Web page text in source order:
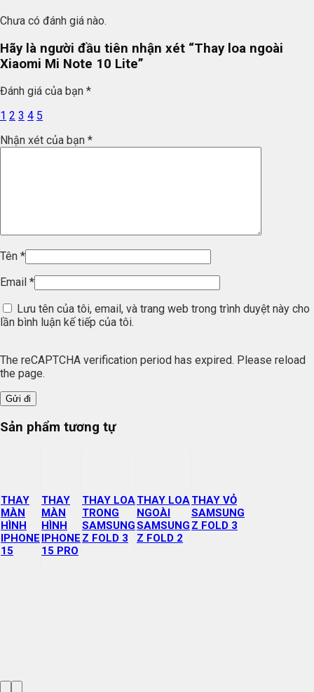
Chưa có đánh giá nào.
Hãy là người đầu tiên nhận xét “Thay loa ngoài
Xiaomi Mi Note 10 Lite”
Đánh giá của bạn *
1 2 3 4 5
Nhận xét của bạn *
Tên *
Email *
Lưu tên của tôi, email, và trang web trong trình duyệt này cho
lần bình luận kế tiếp của tôi.
The reCAPTCHA verification period has expired. Please reload
the page.
Sản phẩm tương tự
THAY
MÀN
HÌNH
IPHONE
15
THAY
MÀN
HÌNH
IPHONE
15 PRO
THAY LOA
TRONG
SAMSUNG
Z FOLD 3
THAY LOA
NGOÀI
SAMSUNG
Z FOLD 2
THAY VỎ
SAMSUNG
Z FOLD 3